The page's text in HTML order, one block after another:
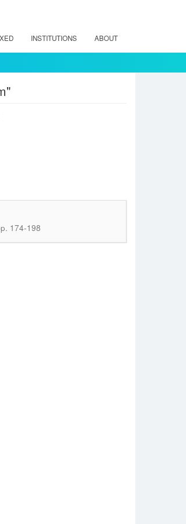
INSTITUTIONS ABOUT
174-198